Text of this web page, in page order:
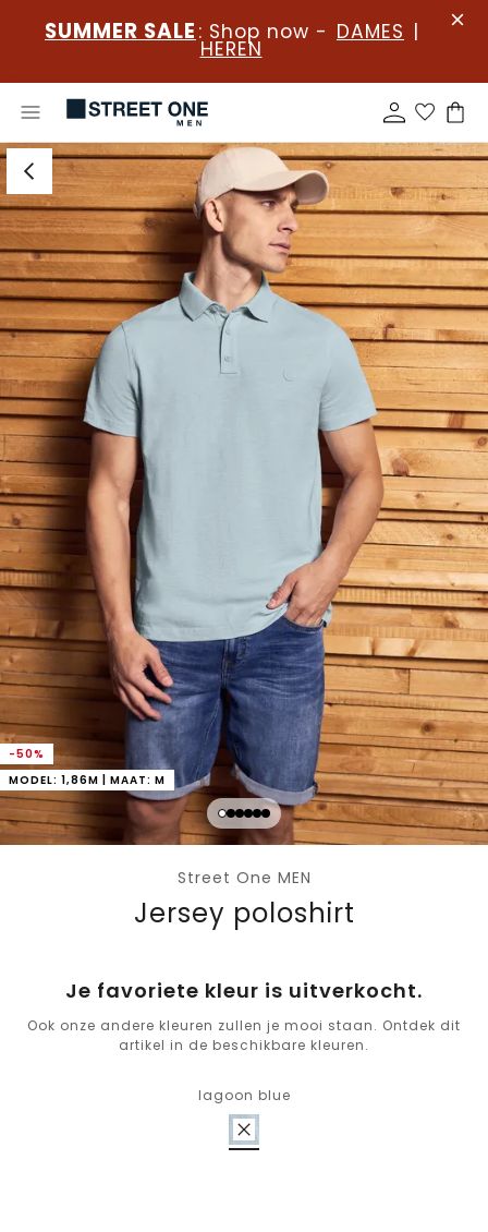
SUMMER SALE : Shop now - DAMES |
HEREN
-50%
MODEL: 1,86M | MAAT: M
Street One MEN
Jersey poloshirt
Je favoriete kleur is uitverkocht.
Ook onze andere kleuren zullen je mooi staan. Ontdek dit
artikel in de beschikbare kleuren.
lagoon blue